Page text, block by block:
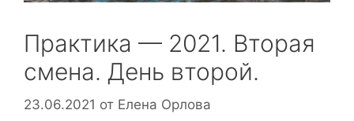
Практика — 2021. Вторая
смена. День второй.
23.06.2021 от Елена Орлова